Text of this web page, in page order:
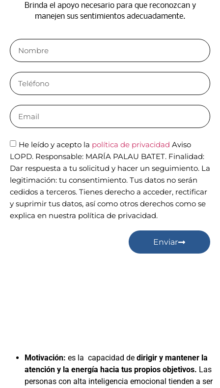
Brinda el apoyo necesario para que reconozcan y
manejen sus sentimientos adecuadamente.​
He leído y acepto la política de privacidad Aviso
LOPD. Responsable: MARÍA PALAU BATET. Finalidad:
Dar respuesta a tu solicitud y hacer un seguimiento. La
legitimación: tu consentimiento. Tus datos no serán
cedidos a terceros. Tienes derecho a acceder, rectificar
y suprimir tus datos, así como otros derechos como se
explica en nuestra política de privacidad.
Enviar
Motivación: es la capacidad de dirigir y mantener la
atención y la energía hacia tus propios objetivos. Las
personas con alta inteligencia emocional tienden a ser